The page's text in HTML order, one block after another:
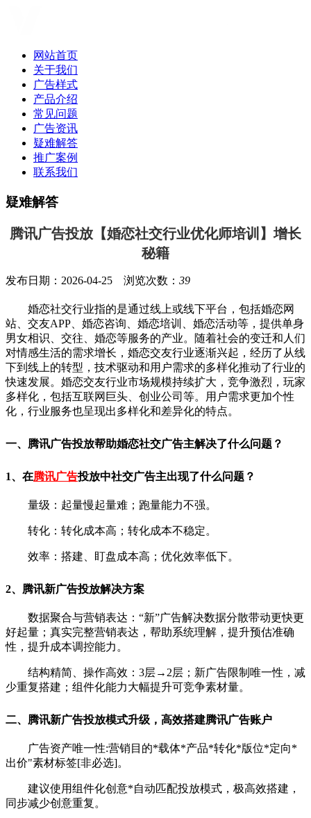
网站首页
关于我们
广告样式
产品介绍
常见问题
广告资讯
疑难解答
推广案例
联系我们
疑难解答
腾讯广告投放【婚恋社交行业优化师培训】增长
秘籍
发布日期：2026-04-25 浏览次数： 39
婚恋社交行业指的是通过线上或线下平台，包括婚恋网
站、交友APP、婚恋咨询、婚恋培训、婚恋活动等，提供单身
男女相识、交往、婚恋等服务的产业。
随着社会的变迁和人们
对情感生活的需求增长，婚恋交友行业逐渐兴起，经历了从线
下到线上的转型，技术驱动和用户需求的多样化推动了行业的
快速发展。 婚恋交友行业市场规模持续扩大，竞争激烈，玩家
多样化，包括互联网巨头、创业公司等。用户需求更加个性
化，行业服务也呈现出多样化和差异化的特点。
一、腾讯广告投放帮助婚恋社交广告主解决了什么问题？
1、 在腾讯广告投放中社交广告主出现了什么问题？
量级：起量慢起量难；跑量能力不强。
转化：转化成本高；转化成本不稳定。
效率：搭建、盯盘成本高；优化效率低下。
2、腾讯新广告投放解决方案
数据聚合与营销表达：“新”广告解决数据分散带动更快更
好起量；真实完整营销表达，帮助系统理解，提升预估准确
性，提升成本调控能力。
结构精简、操作高效：3层→2层；新广告限制唯一性，减
少重复搭建；组件化能力大幅提升可竞争素材量。
二、腾讯新广告投放模式升级，高效搭建腾讯广告账户
广告资产唯一性:营销目的*载体*产品*转化*版位*定向*
出价"素材标签[非必选]。
建议使用组件化创意*自动匹配投放模式，极高效搭建，
同步减少创意重复。